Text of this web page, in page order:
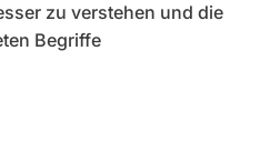
zu verstehen und die
Begriffe